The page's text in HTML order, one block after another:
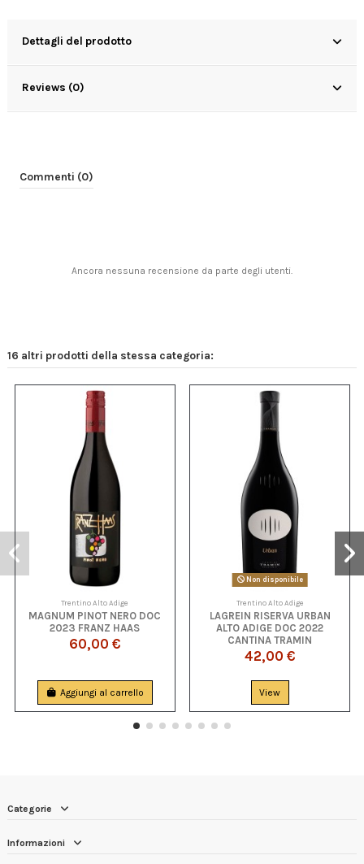
Dettagli del prodotto
Reviews (0)
Commenti (0)
Ancora nessuna recensione da parte degli utenti.
16 altri prodotti della stessa categoria:
Trentino Alto Adige
MAGNUM PINOT NERO DOC
2023 FRANZ HAAS
60,00 €
Aggiungi al carrello
Non disponibile
Trentino Alto Adige
LAGREIN RISERVA URBAN
ALTO ADIGE DOC 2022
CANTINA TRAMIN
42,00 €
View
Categorie
Informazioni